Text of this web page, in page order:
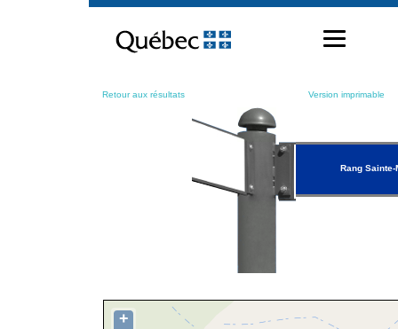
contenu
Retour aux résultats Version imprimable
Rang Sainte-
+